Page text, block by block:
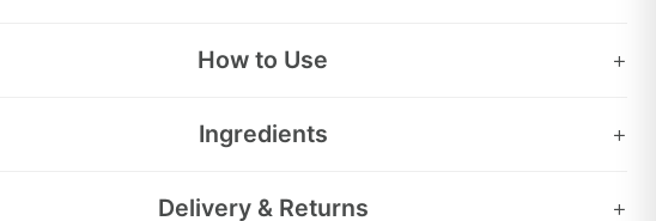
How to Use +
Ingredients +
Delivery & Returns
+